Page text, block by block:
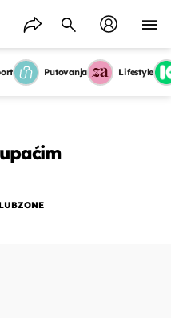
Putovanja Lifestyle